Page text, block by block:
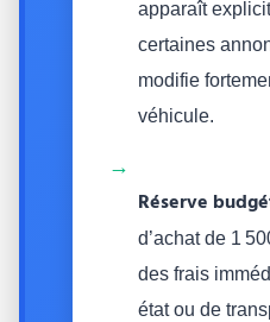
apparaît
certaines
modifie
véhicule.
→
Réserve
d’achat de 1
des frais
état ou de